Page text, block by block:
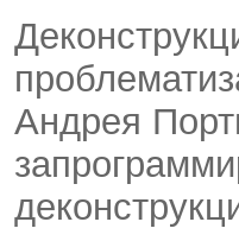
Андрея